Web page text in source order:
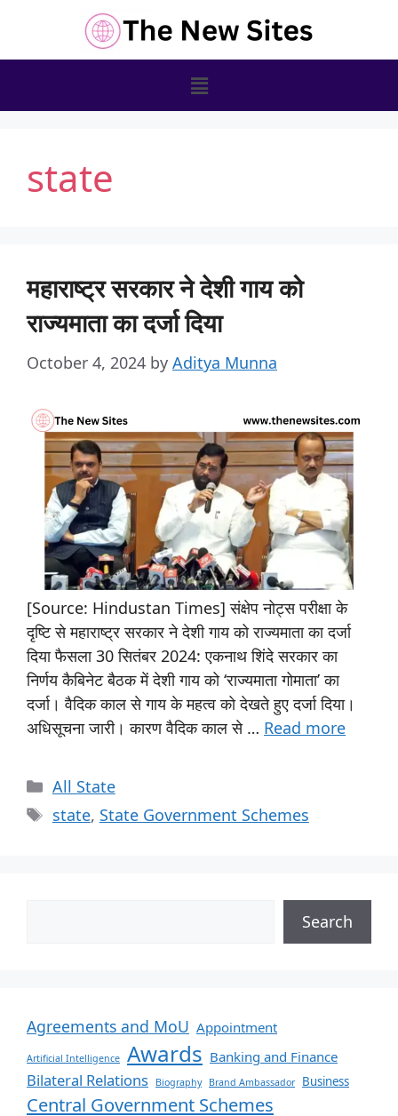
state
महाराष्ट्र सरकार ने देशी गाय को
राज्यमाता का दर्जा दिया
October 4, 2024 by Aditya Munna
[Source: Hindustan Times] संक्षेप नोट्स परीक्षा के
दृष्टि से महाराष्ट्र सरकार ने देशी गाय को राज्यमाता का दर्जा
दिया फैसला 30 सितंबर 2024: एकनाथ शिंदे सरकार का
निर्णय कैबिनेट बैठक में देशी गाय को ‘राज्यमाता गोमाता’ का
दर्जा। वैदिक काल से गाय के महत्व को देखते हुए दर्जा दिया।
अधिसूचना जारी। कारण वैदिक काल से … Read more
All State
state, State Government Schemes
Search
Agreements and MoU Appointment
Artificial Intelligence Awards Banking and Finance
Bilateral Relations Biography Brand Ambassador Business
Central Government Schemes